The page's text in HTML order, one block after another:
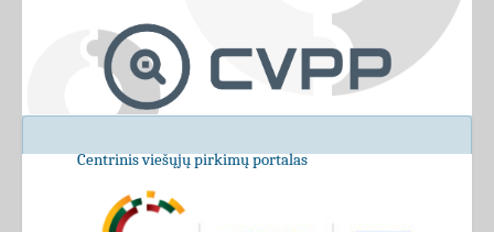
Centrinis viešųjų pirkimų portalas